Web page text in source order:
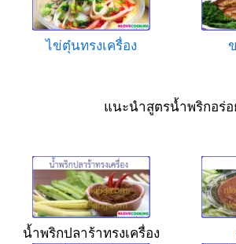
ไข่ตุ๋นทรงเครื่อง
แนะนำสูตรน้ำพริกอร่อ
น้ำพริกปลาร้าทรงเครื่อง